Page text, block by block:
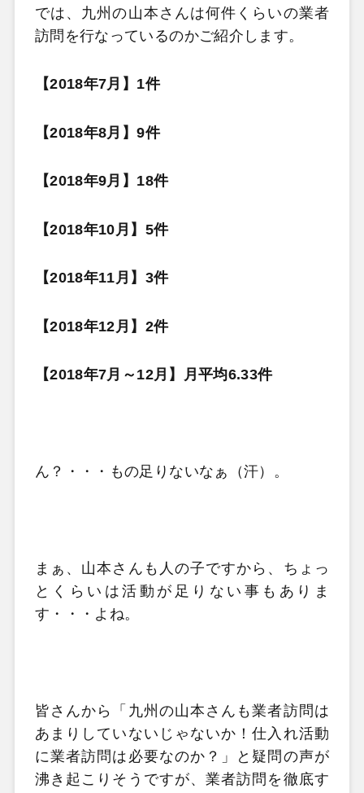
では、九州の山本さんは何件くらいの業者
訪問を行なっているのかご紹介します。
【2018年7月】1件
【2018年8月】9件
【2018年9月】18件
【2018年10月】5件
【2018年11月】3件
【2018年12月】2件
【2018年7月～12月】月平均6.33件
ん？・・・もの足りないなぁ（汗）。
まぁ、山本さんも人の子ですから、ちょっ
とくらいは活動が足りない事もありま
す・・・よね。
皆さんから「九州の山本さんも業者訪問は
あまりしていないじゃないか！仕入れ活動
に業者訪問は必要なのか？」と疑問の声が
沸き起こりそうですが、業者訪問を徹底す